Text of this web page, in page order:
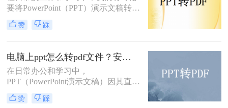
要将PowerPoint（PPT）演示文稿转换
为Word文档，以便于编辑、打印或进
行更深入的内容整理。虽然两者都是
不总是直截了当。不过，借助一些技
巧和工具，我们可以有效地将PPT转
换为Word格式。那么PPT怎么转换成
Word呢？以下是一些实用的方法，帮
助你完成这一转换。
赞 踩
电脑上ppt怎么转pdf文件？安利给你这三种简单的方法！
在日常办公和学习中，
PPT（PowerPoint演示文稿）因其直
观、动态的展示效果而广受欢迎。然
而，在某些情况下，我们可能需要将
赞 踩